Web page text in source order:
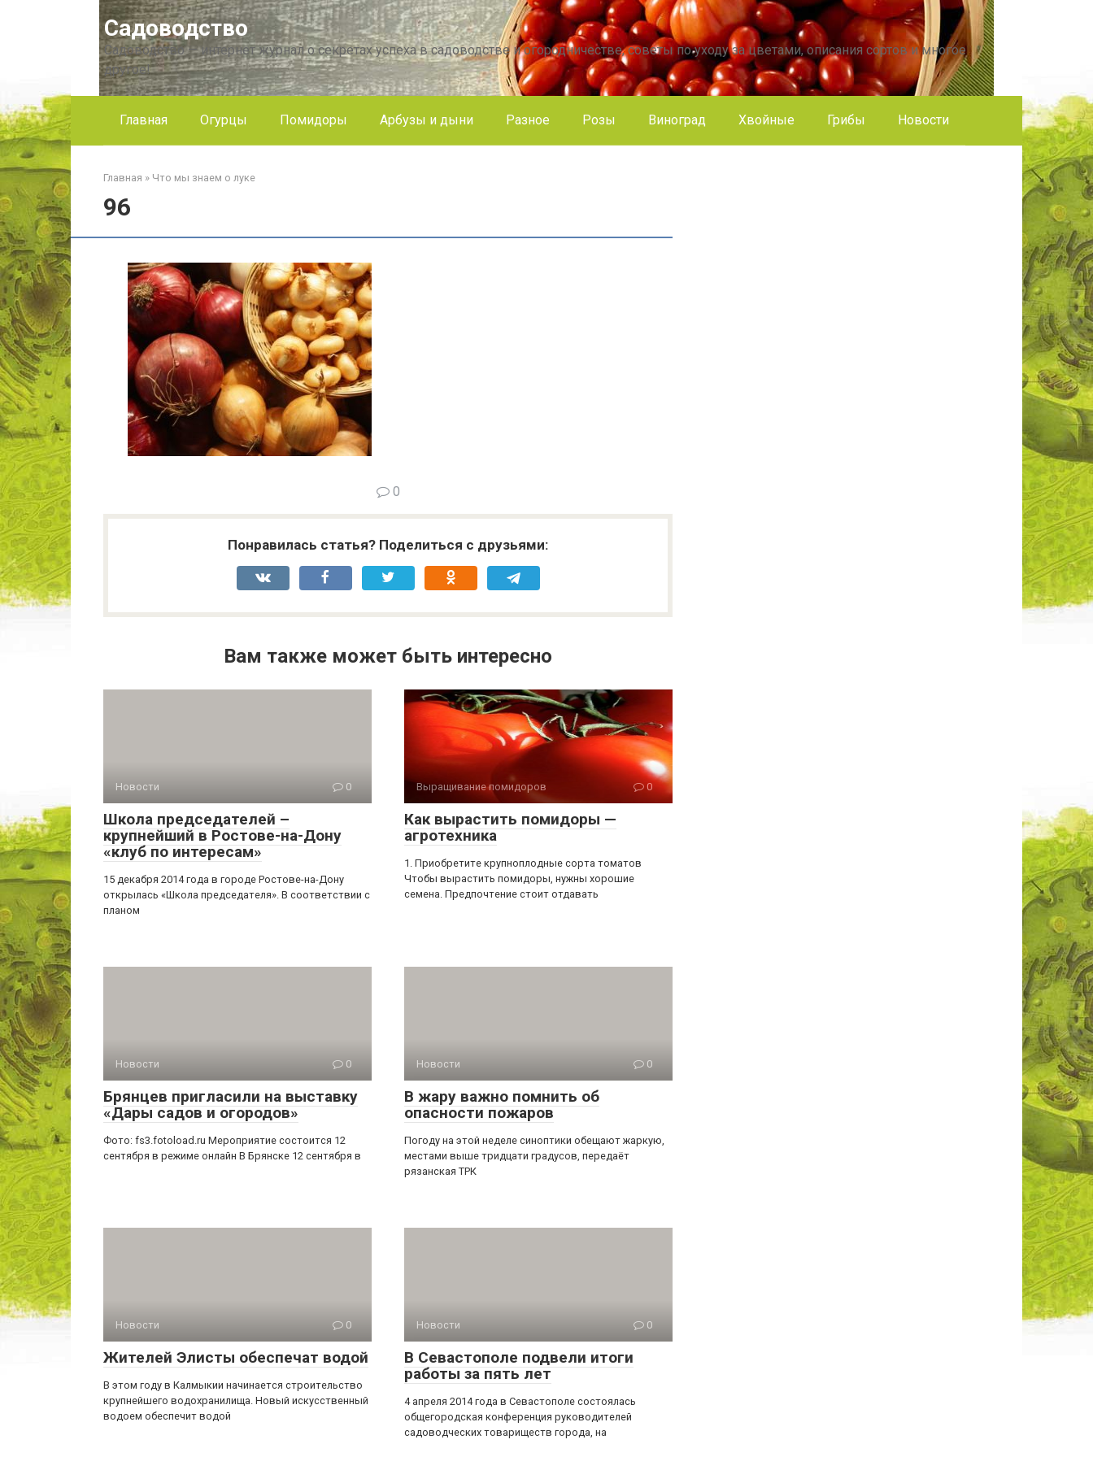
Садоводство
Садоводство — интернет журнал о секретах успеха в садоводстве и огородничестве, советы по уходу за цветами, описания сортов и многое
другое!
Главная Огурцы Помидоры Арбузы и дыни Разное Розы Виноград Хвойные Грибы Новости
Главная » Что мы знаем о луке
96
0
Понравилась статья? Поделиться с друзьями:
Вам также может быть интересно
Новости 0
Школа председателей –
крупнейший в Ростове-на-Дону
«клуб по интересам»
15 декабря 2014 года в городе Ростове-на-Дону
открылась «Школа председателя». В соответствии с
планом
Выращивание помидоров 0
Как вырастить помидоры —
агротехника
1. Приобретите крупноплодные сорта томатов
Чтобы вырастить помидоры, нужны хорошие
семена. Предпочтение стоит отдавать
Новости 0
Брянцев пригласили на выставку
«Дары садов и огородов»
Фото: fs3.fotoload.ru Мероприятие состоится 12
сентября в режиме онлайн В Брянске 12 сентября в
Новости 0
В жару важно помнить об
опасности пожаров
Погоду на этой неделе синоптики обещают жаркую,
местами выше тридцати градусов, передаёт
рязанская ТРК
Новости 0
Жителей Элисты обеспечат водой
В этом году в Калмыкии начинается строительство
крупнейшего водохранилища. Новый искусственный
водоем обеспечит водой
Новости 0
В Севастополе подвели итоги
работы за пять лет
4 апреля 2014 года в Севастополе состоялась
общегородская конференция руководителей
садоводческих товариществ города, на